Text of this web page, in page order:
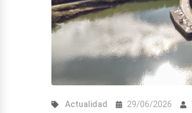
Actualidad 29/06/2026